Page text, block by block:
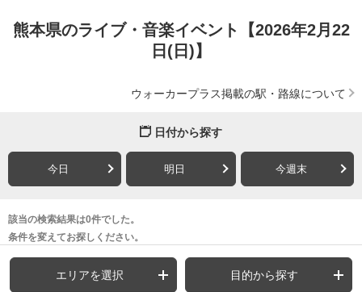
熊本県のライブ・音楽イベント【2026年2月22
日(日)】
ウォーカープラス掲載の駅・路線について
日付から探す
今日 明日 今週末
該当の検索結果は0件でした。
条件を変えてお探しください。
エリアを選択 目的から探す